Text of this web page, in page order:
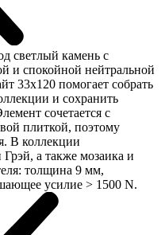
светлый камень с
и спокойной нейтральной
33x120 помогает собрать
и сохранить
сочетается с
плиткой, поэтому
В коллекции
а также мозаика и
толщина 9 мм,
усилие > 1500 N.